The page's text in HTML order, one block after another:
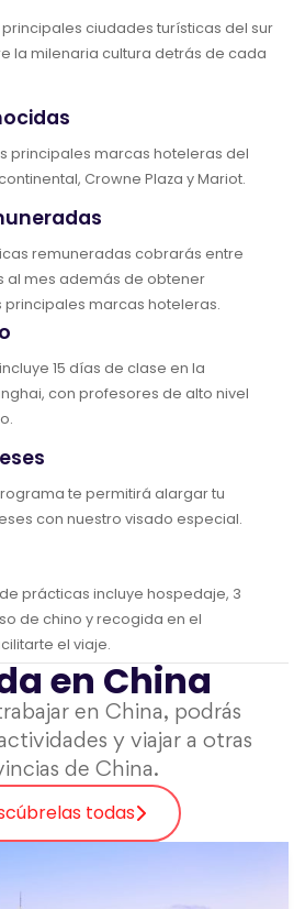
ciudades turísticas del sur
la milenaria cultura detrás de cada
principales marcas hoteleras del
Crowne Plaza y Mariot.
remuneradas cobrarás entre
al mes además de obtener
principales marcas hoteleras.
15 días de clase en la
con profesores de alto nivel
te permitirá alargar tu
con nuestro visado especial.
prácticas incluye hospedaje, 3
de chino y recogida en el
el viaje.
en China
en China, podrás
y viajar a otras
de China.
todas